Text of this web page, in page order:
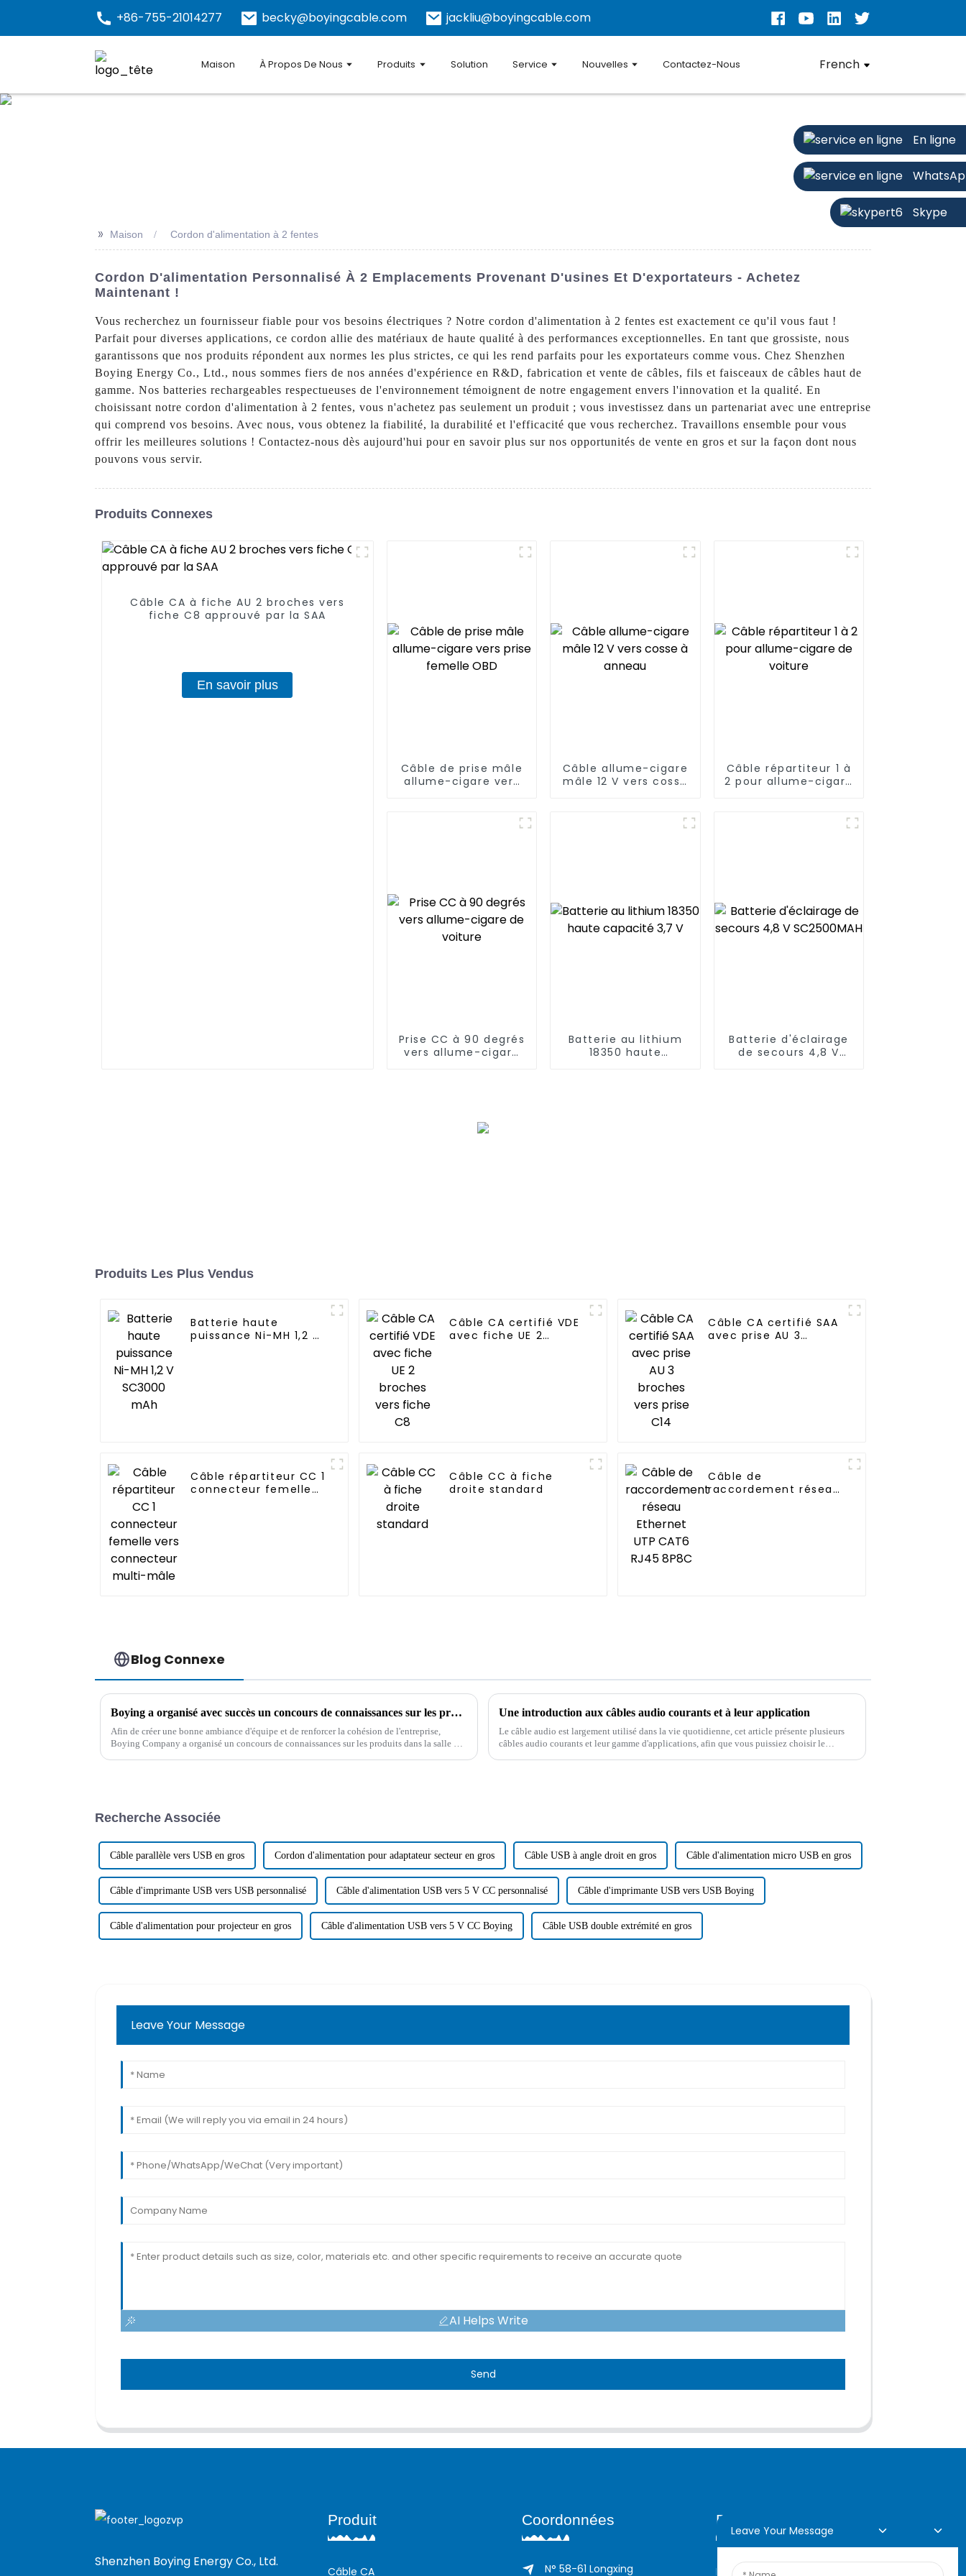
+86-755-21014277 becky@boyingcable.com jackliu@boyingcable.com
Maison À Propos De Nous Produits Solution Service Nouvelles Contactez-Nous French
En ligne
Skype
>> Maison Cordon d'alimentation à 2 fentes
Cordon D'alimentation Personnalisé À 2 Emplacements Provenant D'usines Et D'exportateurs - Achetez
Maintenant !
Vous recherchez un fournisseur fiable pour vos besoins électriques ? Notre cordon d'alimentation à 2 fentes est exactement ce qu'il vous faut !
Parfait pour diverses applications, ce cordon allie des matériaux de haute qualité à des performances exceptionnelles. En tant que grossiste, nous
garantissons que nos produits répondent aux normes les plus strictes, ce qui les rend parfaits pour les exportateurs comme vous. Chez Shenzhen
Boying Energy Co., Ltd., nous sommes fiers de nos années d'expérience en R&D, fabrication et vente de câbles, fils et faisceaux de câbles haut de
gamme. Nos batteries rechargeables respectueuses de l'environnement témoignent de notre engagement envers l'innovation et la qualité. En
choisissant notre cordon d'alimentation à 2 fentes, vous n'achetez pas seulement un produit ; vous investissez dans un partenariat avec une entreprise
qui comprend vos besoins. Avec nous, vous obtenez la fiabilité, la durabilité et l'efficacité que vous recherchez. Travaillons ensemble pour vous
offrir les meilleures solutions ! Contactez-nous dès aujourd'hui pour en savoir plus sur nos opportunités de vente en gros et sur la façon dont nous
pouvons vous servir.
Produits Connexes
Câble CA à fiche AU 2 broches vers
fiche C8 approuvé par la SAA
En savoir plus
Câble de prise mâle
allume-cigare vers
Câble allume-cigare
mâle 12 V vers cosse
Câble répartiteur 1 à
2 pour allume-cigare
Prise CC à 90 degrés
vers allume-cigare
Batterie au lithium
18350 haute
Batterie d'éclairage
de secours 4,8 V
Produits Les Plus Vendus
Batterie haute
puissance Ni-MH 1,2 V
Câble CA certifié VDE
avec fiche UE 2
Câble CA certifié SAA
avec prise AU 3
Câble répartiteur CC 1
connecteur femelle
Câble CC à fiche
droite standard
Câble de
raccordement réseau
Blog Connexe
Boying a organisé avec succès un concours de connaissances sur les produits
Afin de créer une bonne ambiance d'équipe et de renforcer la cohésion de l'entreprise,
Boying Company a organisé un concours de connaissances sur les produits dans la salle de
Une introduction aux câbles audio courants et à leur application
Le câble audio est largement utilisé dans la vie quotidienne, cet article présente plusieurs
câbles audio courants et leur gamme d'applications, afin que vous puissiez choisir le
Recherche Associée
Câble parallèle vers USB en gros Cordon d'alimentation pour adaptateur secteur en gros Câble USB à angle droit en gros Câble d'alimentation micro USB en gros
Câble d'imprimante USB vers USB personnalisé Câble d'alimentation USB vers 5 V CC personnalisé Câble d'imprimante USB vers USB Boying
Câble d'alimentation pour projecteur en gros Câble d'alimentation USB vers 5 V CC Boying Câble USB double extrémité en gros
Leave Your Message
AI Helps Write
Send
Shenzhen Boying Energy Co., Ltd.
Produit
Câble CA
Coordonnées
N° 58-61 Longxing
Demande En Ligne
Pour toute demande de
Leave Your Message